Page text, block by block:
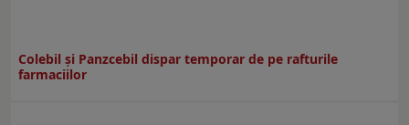
Colebil și Panzcebil dispar temporar de pe rafturile
farmaciilor